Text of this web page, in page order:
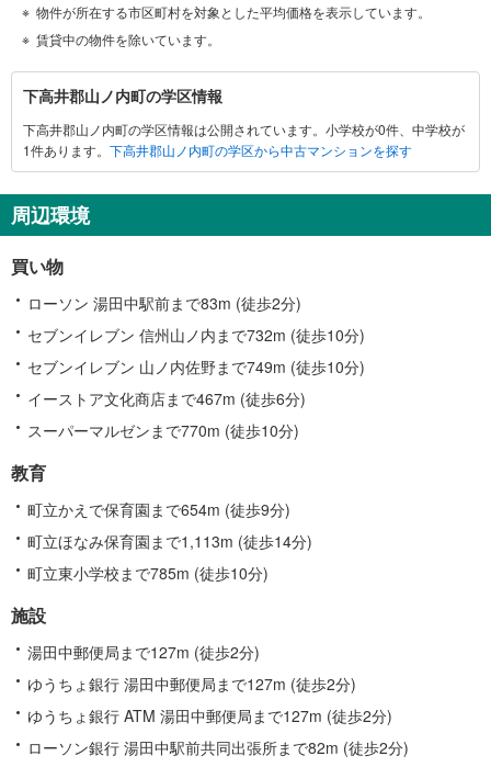
物件が所在する市区町村を対象とした平均価格を表示しています。
賃貸中の物件を除いています。
高
井
郡
ノ
内
に
関
す
る
情
報
下高井郡山ノ内町の学区情報
下高井郡山ノ内町の学区情報は公開されています。小学校が0件、中学校が
1件あります。 下高井郡山ノ内町の学区から中古マンションを探す
周辺環境
買い物
ローソン 湯田中駅前まで83m (徒歩2分)
セブンイレブン 信州山ノ内まで732m (徒歩10分)
セブンイレブン 山ノ内佐野まで749m (徒歩10分)
イーストア文化商店まで467m (徒歩6分)
スーパーマルゼンまで770m (徒歩10分)
教育
町立かえで保育園まで654m (徒歩9分)
町立ほなみ保育園まで1,113m (徒歩14分)
町立東小学校まで785m (徒歩10分)
施設
湯田中郵便局まで127m (徒歩2分)
ゆうちょ銀行 湯田中郵便局まで127m (徒歩2分)
ゆうちょ銀行 ATM 湯田中郵便局まで127m (徒歩2分)
ローソン銀行 湯田中駅前共同出張所まで82m (徒歩2分)